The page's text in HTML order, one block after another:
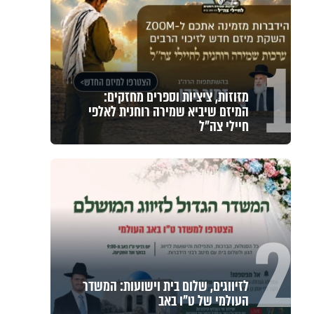
1 מזוזות, ציציות וספרים מחזקים:
המיזם שיביא שמירה רוחנית לאלפי
חיילי צה"ל
2 לזיווגים, שלום בית וישועות: המשדר
העולמי של ט"ו באב